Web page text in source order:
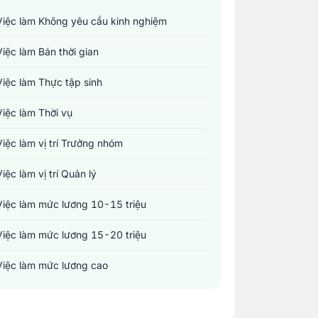
làm Không yêu cầu kinh nghiệm
làm Bán thời gian
làm Thực tập sinh
làm Thời vụ
làm vị trí Trưởng nhóm
làm vị trí Quản lý
làm mức lương 10-15 triệu
làm mức lương 15-20 triệu
làm mức lương cao